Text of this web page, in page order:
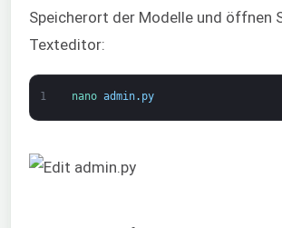
Speicherort der Modelle und öffnen
Texteditor:
1 nano admin. py